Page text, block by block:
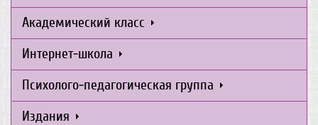
Академический класс
Интернет-школа
Психолого-педагогическая группа
Издания